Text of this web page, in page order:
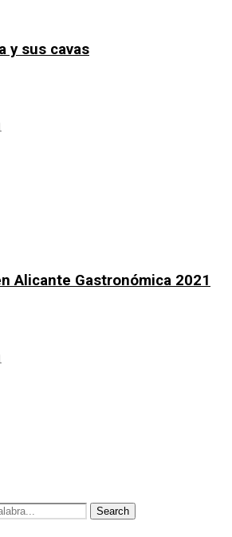
y sus cavas
Alicante Gastronómica 2021
Search